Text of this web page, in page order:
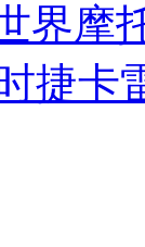
界
捷